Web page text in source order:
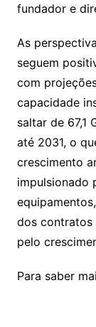
fundador e
As
seguem
com
capacidade
saltar de 67,1
até 2031, o
crescimento
impulsionado
dos contratos
pelo
Para saber